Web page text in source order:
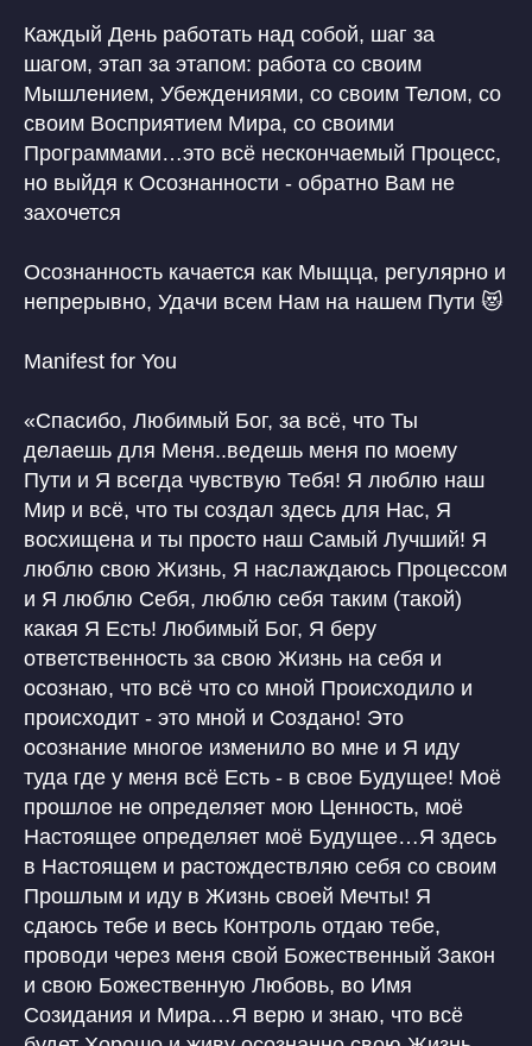
Каждый День работать над собой, шаг за
шагом, этап за этапом: работа со своим
Мышлением, Убеждениями, со своим Телом, со
своим Восприятием Мира, со своими
Программами…это всё нескончаемый Процесс,
но выйдя к Осознанности - обратно Вам не
захочется
Осознанность качается как Мыщца, регулярно и
непрерывно, Удачи всем Нам на нашем Пути 😻
Manifest for You
«Спасибо, Любимый Бог, за всё, что Ты
делаешь для Меня..ведешь меня по моему
Пути и Я всегда чувствую Тебя! Я люблю наш
Мир и всё, что ты создал здесь для Нас, Я
восхищена и ты просто наш Самый Лучший! Я
люблю свою Жизнь, Я наслаждаюсь Процессом
и Я люблю Себя, люблю себя таким (такой)
какая Я Есть! Любимый Бог, Я беру
ответственность за свою Жизнь на себя и
осознаю, что всё что со мной Происходило и
происходит - это мной и Создано! Это
осознание многое изменило во мне и Я иду
туда где у меня всё Есть - в свое Будущее! Моё
прошлое не определяет мою Ценность, моё
Настоящее определяет моё Будущее…Я здесь
в Настоящем и растождествляю себя со своим
Прошлым и иду в Жизнь своей Мечты! Я
сдаюсь тебе и весь Контроль отдаю тебе,
проводи через меня свой Божественный Закон
и свою Божественную Любовь, во Имя
Созидания и Мира…Я верю и знаю, что всё
Договор публичной оферты
О НАС
INSTAGRAM* MSF
Защита авторских прав
Патент на Товарный Знак номер 1080007
Патент на Товарный Знак номер 902234
Лицензия на осуществление
образовательной деятельности
Патент на Логотип номер 986658
Свидетельство на Товарный Знак
(знак обслуживания) номер 1095908
СТАТЬИ
*деятельность компании Meta
Instagram, Facebook) запрещена